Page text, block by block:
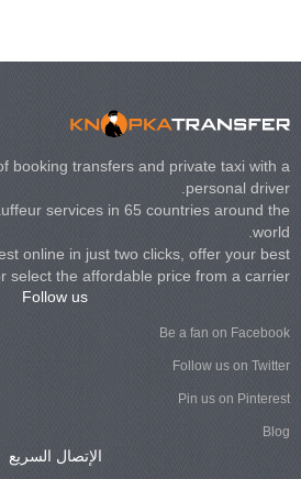
booking transfers and private taxi with a
personal driver.
services in 65 countries around the
world.
online in just two clicks, offer your best
select the affordable price from a carrier.
Follow us
Be a fan on Facebook
Follow us on Twitter
Pin us on Pinterest
Blog
الإتصال السريع